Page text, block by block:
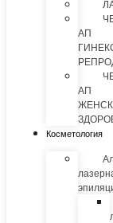
АП
АП
Косметология